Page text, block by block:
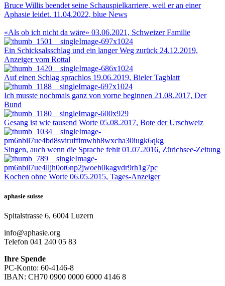
Bruce Willis beendet seine Schauspielkarriere, weil er an einer
Aphasie leidet. 11.04.2022, blue News
«Als ob ich nicht da wäre» 03.06.2021, Schweizer Familie
Ein Schicksalsschlag und ein langer Weg zurück 24.12.2019,
Anzeiger vom Rottal
Auf einen Schlag sprachlos 19.06.2019, Bieler Tagblatt
Ich musste nochmals ganz von vorne beginnen 21.08.2017, Der
Bund
Gesang ist wie tausend Worte 05.08.2017, Bote der Urschweiz
Singen, auch wenn die Sprache fehlt 01.07.2016, Zürichsee-Zeitung
Kochen ohne Worte 06.05.2015, Tages-Anzeiger
aphasie suisse
Spitalstrasse 6, 6004 Luzern
info@aphasie.org
Telefon 041 240 05 83
Ihre Spende
PC-Konto: 60-4146-8
IBAN: CH70 0900 0000 6000 4146 8